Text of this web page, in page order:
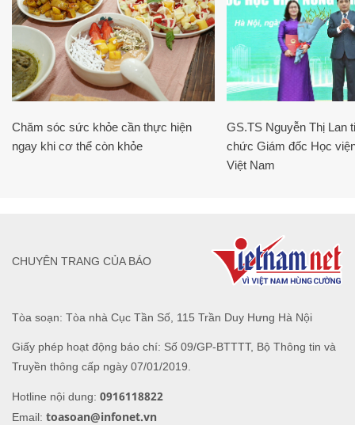
Chăm sóc sức khỏe cần thực hiện
ngay khi cơ thể còn khỏe
GS.TS Nguyễn Thị Lan
chức Giám đốc Học
Việt Nam
Tòa soạn: Tòa nhà Cục Tần Số, 115 Trần Duy Hưng Hà Nội
Giấy phép hoạt động báo chí: Số 09/GP-BTTTT, Bộ Thông tin và
Truyền thông cấp ngày 07/01/2019.
Hotline nội dung: 0916118822
Email: toasoan@infonet.vn
CHUYÊN TRANG CỦA BÁO